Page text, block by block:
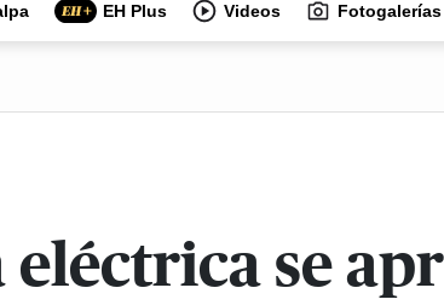
EH Plus Videos Fotogalerías
se